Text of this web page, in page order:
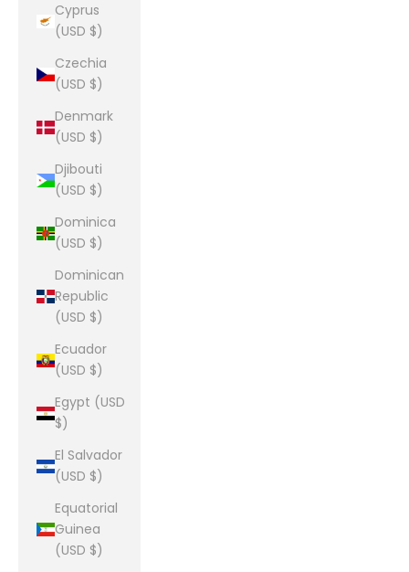
Cyprus
(USD $)
Czechia
(USD $)
Denmark
(USD $)
Djibouti
(USD $)
Dominica
(USD $)
Dominican
Republic
(USD $)
Ecuador
(USD $)
Egypt (USD
$)
El Salvador
(USD $)
Equatorial
Guinea
(USD $)